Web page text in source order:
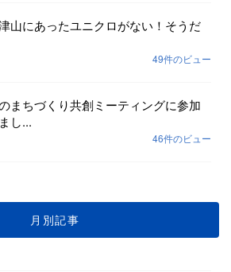
山にあったユニクロがない！そうだ
49件のビュー
まちづくり共創ミーティングに参加
し...
46件のビュー
月別記事